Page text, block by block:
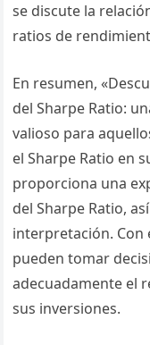
se discute la
ratios de
En resumen,
del Sharpe Ratio:
valioso para
el Sharpe Ratio en
proporciona una
del Sharpe Ratio,
interpretación. Con
pueden tomar
adecuadamente el
sus inversiones.